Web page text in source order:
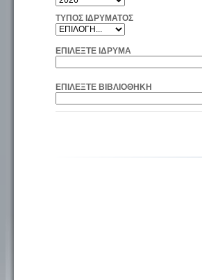
ΤΥΠΟΣ ΙΔΡΥΜΑΤΟΣ
ΕΠΙΛΕΞΤΕ ΙΔΡΥΜΑ
ΕΠΙΛΕΞΤΕ ΒΙΒΛΙΟΘΗΚΗ